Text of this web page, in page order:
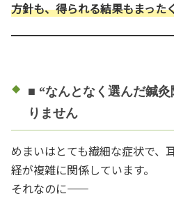
方針も、得られる結果もまった
■ “なんとなく選んだ鍼
りません
めまいはとても繊細な症状で、
経が複雑に関係しています。
それなのに――